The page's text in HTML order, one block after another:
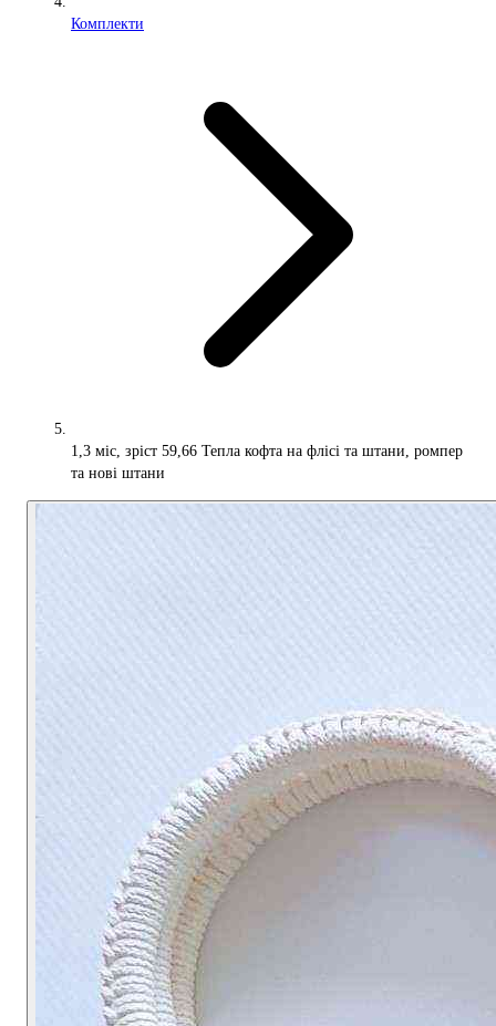
Комплекти
1,3 міс, зріст 59,66 Тепла кофта на флісі та штани, ромпер
та нові штани